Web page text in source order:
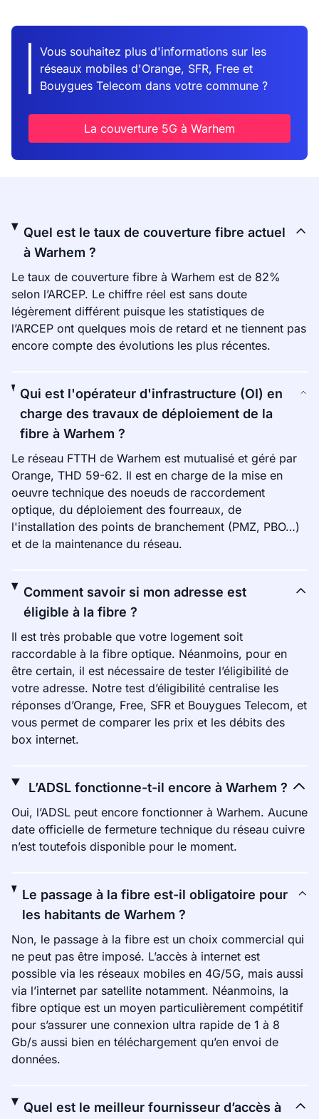
Vous souhaitez plus d'informations sur les
réseaux mobiles d'Orange, SFR, Free et
Bouygues Telecom dans votre commune ?
La couverture 5G à Warhem
Quel est le taux de couverture fibre actuel
à Warhem ?
Le taux de couverture fibre à Warhem est de 82%
selon l’ARCEP. Le chiffre réel est sans doute
légèrement différent puisque les statistiques de
l’ARCEP ont quelques mois de retard et ne tiennent pas
encore compte des évolutions les plus récentes.
Qui est l'opérateur d'infrastructure (OI) en
charge des travaux de déploiement de la
fibre à Warhem ?
Le réseau FTTH de Warhem est mutualisé et géré par
Orange, THD 59-62. Il est en charge de la mise en
oeuvre technique des noeuds de raccordement
optique, du déploiement des fourreaux, de
l'installation des points de branchement (PMZ, PBO…)
et de la maintenance du réseau.
Comment savoir si mon adresse est
éligible à la fibre ?
Il est très probable que votre logement soit
raccordable à la fibre optique. Néanmoins, pour en
être certain, il est nécessaire de tester l’éligibilité de
votre adresse. Notre test d’éligibilité centralise les
réponses d’Orange, Free, SFR et Bouygues Telecom, et
vous permet de comparer les prix et les débits des
box internet.
L’ADSL fonctionne-t-il encore à Warhem ?
Oui, l’ADSL peut encore fonctionner à Warhem. Aucune
date officielle de fermeture technique du réseau cuivre
n’est toutefois disponible pour le moment.
Le passage à la fibre est-il obligatoire pour
les habitants de Warhem ?
Non, le passage à la fibre est un choix commercial qui
ne peut pas être imposé. L’accès à internet est
possible via les réseaux mobiles en 4G/5G, mais aussi
via l’internet par satellite notamment. Néanmoins, la
fibre optique est un moyen particulièrement compétitif
pour s’assurer une connexion ultra rapide de 1 à 8
Gb/s aussi bien en téléchargement qu’en envoi de
données.
Quel est le meilleur fournisseur d’accès à